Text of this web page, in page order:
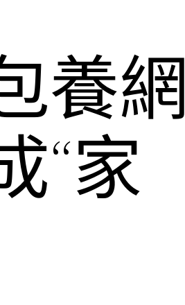
養網
“家